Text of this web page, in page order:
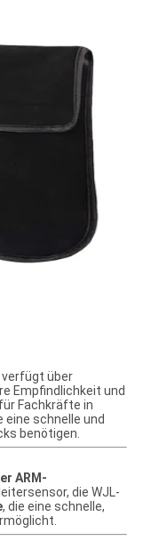
verfügt über
Empfindlichkeit und
Fachkräfte in
eine schnelle und
benötigen.
ARM-
die WJL-
, die eine schnelle,